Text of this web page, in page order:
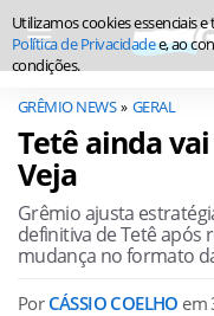
GRÊMIO NEWS GERAL
Tetê ainda
Veja
Grêmio ajusta
definitiva de Tetê após
mudança no formato
Por CÁSSIO COELHO em
Utilizamos cookies essenciais
Política de Privacidadee, ao
condições.